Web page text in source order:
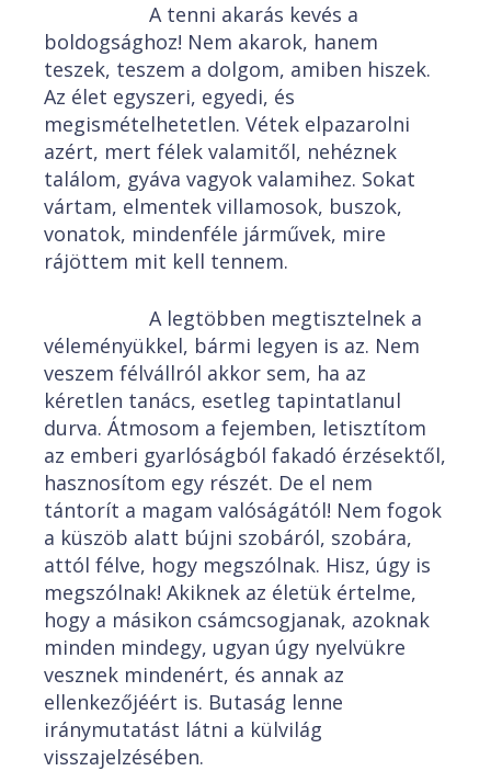
A tenni akarás kevés a
boldogsághoz! Nem akarok, hanem
teszek, teszem a dolgom, amiben hiszek.
Az élet egyszeri, egyedi, és
megismételhetetlen. Vétek elpazarolni
azért, mert félek valamitől, nehéznek
találom, gyáva vagyok valamihez. Sokat
vártam, elmentek villamosok, buszok,
vonatok, mindenféle járművek, mire
rájöttem mit kell tennem.
A legtöbben megtisztelnek a
véleményükkel, bármi legyen is az. Nem
veszem félvállról akkor sem, ha az
kéretlen tanács, esetleg tapintatlanul
durva. Átmosom a fejemben, letisztítom
az emberi gyarlóságból fakadó érzésektől,
hasznosítom egy részét. De el nem
tántorít a magam valóságától! Nem fogok
a küszöb alatt bújni szobáról, szobára,
attól félve, hogy megszólnak. Hisz, úgy is
megszólnak! Akiknek az életük értelme,
hogy a másikon csámcsogjanak, azoknak
minden mindegy, ugyan úgy nyelvükre
vesznek mindenért, és annak az
ellenkezőjéért is. Butaság lenne
iránymutatást látni a külvilág
visszajelzésében.